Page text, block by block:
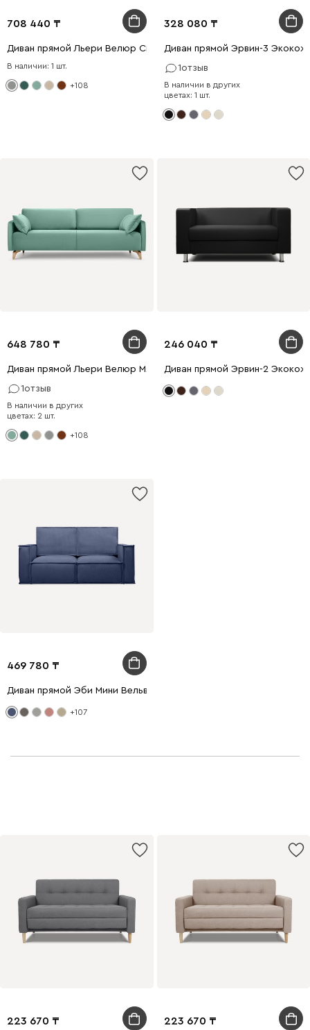
708 440
Диван прямой Льери Велюр Светло-серый
В наличии: 1 шт.
+108
328 080
Диван прямой Эрвин-3
1отзыв
В наличии в других
цветах: 1 шт.
648 780
Диван прямой Льери Велюр Мятный
1отзыв
В наличии в других
цветах: 2 шт.
+108
246 040
Диван прямой Эрвин-2
469 780
Диван прямой Эби Мини Вельвет Синий
+107
223 670 223 670